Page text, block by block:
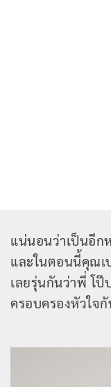
แน่นอนว่าเป็นอีก
และในตอนนี้คุณเ
เลยรุ่นกันว่าพี่ โป๊
ครอบครองหัวใจ